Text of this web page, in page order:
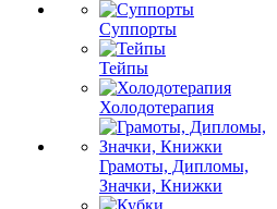
Суппорты
Тейпы
Холодотерапия
Грамоты, Дипломы,
Значки, Книжки